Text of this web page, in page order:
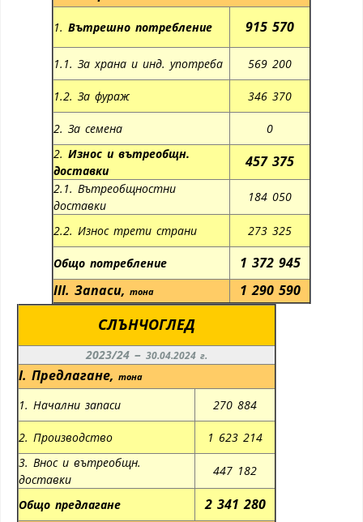
1. Вътрешно потребление 915 570
1.1. За храна и инд. употреба 569 200
1.2. За фураж 346 370
2. За семена
0
2. Износ и вътреобщн.
доставки
457 375
2.1. Вътреобщностни
доставки
184 050
2.2. Износ трети страни 273 325
Общо потребление
1 372 945
III. Запаси, тона 1 290 590
СЛЪНЧОГЛЕД
2023/24 – 30.04.2024 г.
I. Предлагане, тона
1. Начални запаси 270 884
2. Производство
1 623 214
3. Внос и вътреобщн.
доставки
447 182
Общо предлагане
2 341 280